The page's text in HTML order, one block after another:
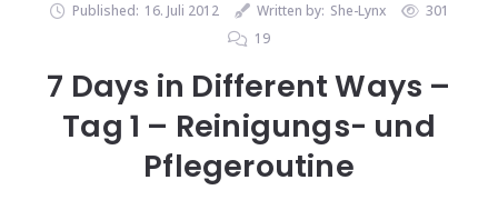
Published: 16. Juli 2012 Written by: She-Lynx
301
19
7 Days in Different Ways –
Tag 1 – Reinigungs- und
Pflegeroutine